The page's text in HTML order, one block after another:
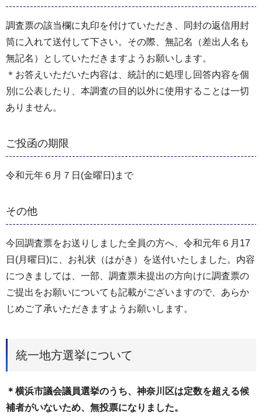
調査票の該当欄に丸印を付けていただき、同封の返信用封
筒に入れて送付して下さい。その際、無記名（差出人名も
無記名）としていただきますようお願いします。
＊お答えいただいた内容は、統計的に処理し回答内容を個
別に公表したり、本調査の目的以外に使用することは一切
ありません。
ご投函の期限
令和元年６月７日(金曜日)まで
その他
今回調査票をお送りしました全員の方へ、令和元年６月17
日(月曜日)に、お礼状（はがき）を送付いたしました。内容
につきましては、一部、調査票未提出の方向けに調査票の
ご提出をお願いについても記載がございますので、あらか
じめご了承いただきますようお願いします。
統一地方選挙について
＊横浜市議会議員選挙のうち、神奈川区は定数を超える候
補者がいないため、無投票になりました。